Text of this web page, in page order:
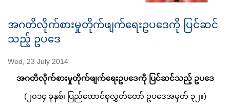
အဂတိလိုက်စားမှုတိုက်ဖျက်ရေးဥပဒေကို ပြင်ဆင်
သည့် ဥပဒေ
Wed, 23 July 2014
အဂတိလိုက်စားမှုတိုက်ဖျက်ရေးဥပဒေကို ပြင်ဆင်သည့် ဥပဒေ
(၂၀၁၄ ခုနှစ်၊ ပြည်ထောင်စုလွှတ်တော် ဥပဒေအမှတ် ၃၂။)